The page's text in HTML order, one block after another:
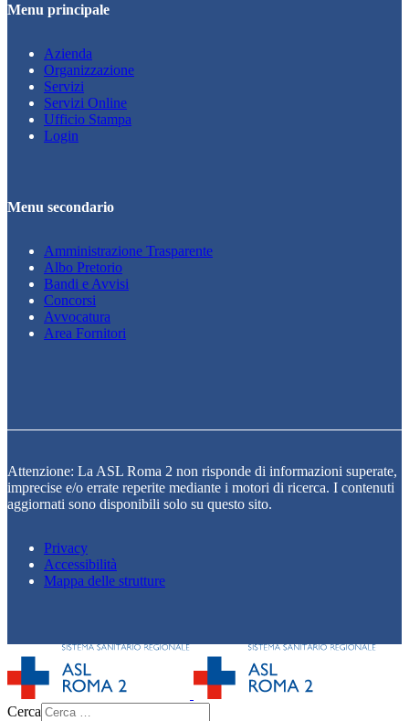
Menu principale
Azienda
Organizzazione
Servizi
Servizi Online
Ufficio Stampa
Login
Menu secondario
Amministrazione Trasparente
Albo Pretorio
Bandi e Avvisi
Concorsi
Avvocatura
Area Fornitori
Attenzione: La ASL Roma 2 non risponde di informazioni superate,
imprecise e/o errate reperite mediante i motori di ricerca. I contenuti
aggiornati sono disponibili solo su questo sito.
Privacy
Accessibilità
Mappa delle strutture
Cerca